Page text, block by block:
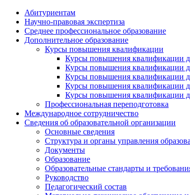
Абитуриентам
Научно-правовая экспертиза
Cреднее профессиональное образование
Дополнительное образование
Курсы повышения квалификации
Курсы повышения квалификации
Курсы повышения квалификации
Курсы повышения квалификации
Курсы повышения квалификации
Курсы повышения квалификации
Профессиональная переподготовка
Международное сотрудничество
Сведения об образовательной организации
Основные сведения
Структура и органы управления
Документы
Образование
Образовательные стандарты и
Руководство
Педагогический состав